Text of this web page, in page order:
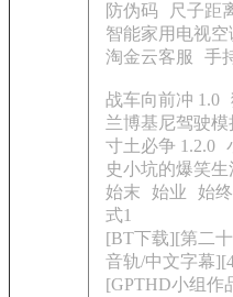
防伪码
尺子距
智能家用电视
淘金云客服
手
战车向前冲 1.0
兰博基尼驾驶模
寸土必争 1.2.0
史小坑的爆笑生
始末
始业 始终
式1
[BT下载][第二
音轨/中文字幕
[GPTHD小组作